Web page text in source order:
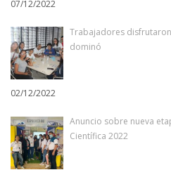
07/12/2022
Trabajadores
dominó
02/12/2022
Anuncio sobre nueva
Científica 2022